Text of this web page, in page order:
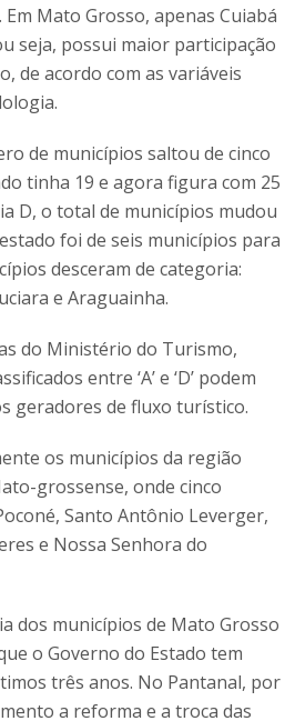
Mato Grosso, apenas Cuiabá
seja, possui maior participação
de acordo com as variáveis
de municípios saltou de cinco
tinha 19 e agora figura com 25
D, o total de municípios mudou
foi de seis municípios para
desceram de categoria:
e Araguainha.
do Ministério do Turismo,
entre ‘A’ e ‘D’ podem
geradores de fluxo turístico.
os municípios da região
grossense, onde cinco
Santo Antônio Leverger,
e Nossa Senhora do
dos municípios de Mato Grosso
o Governo do Estado tem
três anos. No Pantanal, por
a reforma e a troca das